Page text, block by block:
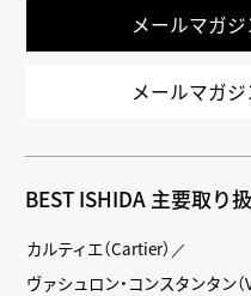
メールマガ
メールマガ
BEST ISHIDA 主要取り
カルティエ（Cartier）
ヴァシュロン・コンスタンタン